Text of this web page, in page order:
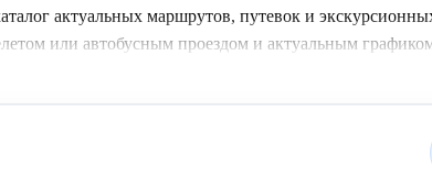
актуальных маршрутов, путевок и
или автобусным проездом и актуальным